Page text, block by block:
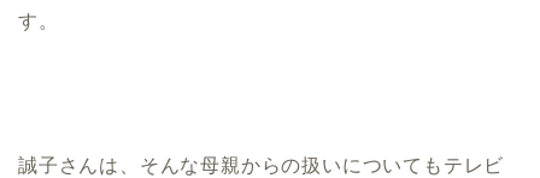
す。
誠子さんは、そんな母親からの扱いについてもテレビ